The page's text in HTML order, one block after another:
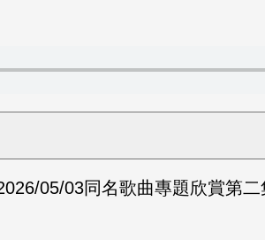
05/03同名歌曲專題欣賞第